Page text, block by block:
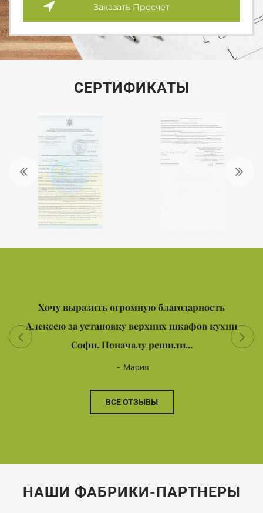
Заказать Просчет
СЕРТИФИКАТЫ
Хочу выразить огромную благодарность
Алексею за установку верхних шкафов кухни
Софи. Поначалу решили...
Мария
ВСЕ ОТЗЫВЫ
НАШИ ФАБРИКИ-ПАРТНЕРЫ